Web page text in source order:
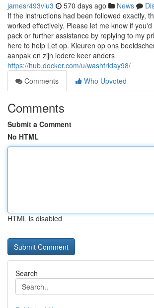
jamesr493viu3 570 days ago News
If the instructions had been followed exactly,
worked effectively. Please let me know if
pack or further assistance by replying to my
here to help Let op. Kleuren op ons
aanpak en zijn iedere keer anders
https://hub.docker.com/u/washfriday98/
Comments
Who Upvoted
Comments
Submit a Comment
No HTML
HTML is disabled
Search